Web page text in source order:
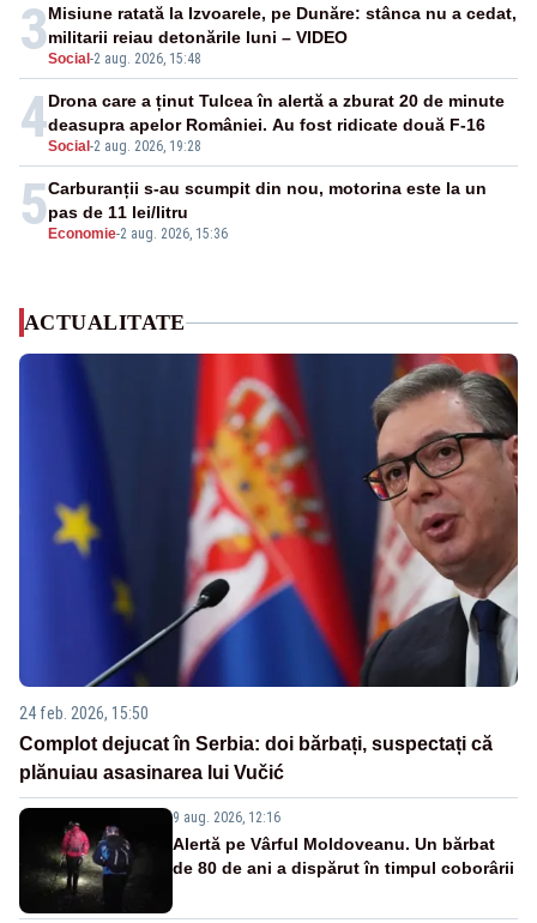
3Social -2 aug. 2026, 15:48
Misiune ratată la Izvoarele, pe Dunăre: stânca nu a cedat,
militarii reiau detonările luni – VIDEO
4Social -2 aug. 2026, 19:28
Drona care a ținut Tulcea în alertă a zburat 20 de minute
deasupra apelor României. Au fost ridicate două F-16
5 Economie-2 aug. 2026, 15:36
Carburanții s-au scumpit din nou, motorina este la un
pas de 11 lei/litru
ACTUALITATE
24 feb. 2026, 15:50
Complot dejucat în Serbia: doi bărbați, suspectați că
plănuiau asasinarea lui Vučić
9 aug. 2026, 12:16
Alertă pe Vârful Moldoveanu. Un bărbat
de 80 de ani a dispărut în timpul coborârii